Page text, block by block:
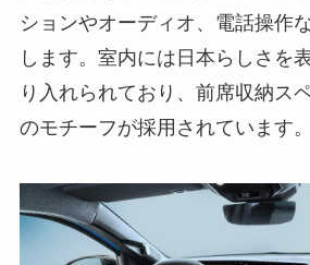
ションやオーディオ、電話操作
します。室内には日本らしさを
り入れられており、前席収納ス
のモチーフが採用されています。